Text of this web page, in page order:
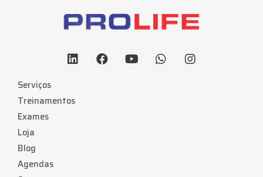
Serviços
Treinamentos
Exames
Loja
Blog
Agendas